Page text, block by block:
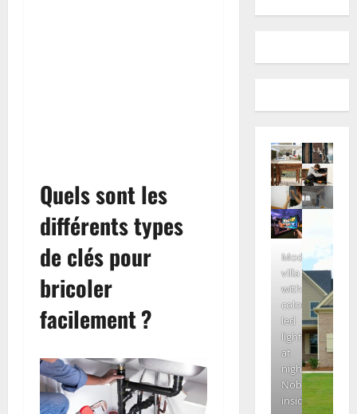
Quels sont les
différents types
de clés pour
bricoler
facilement ?
Modern
villa
with
colored
led
lights
at
night.
Nobody
inside